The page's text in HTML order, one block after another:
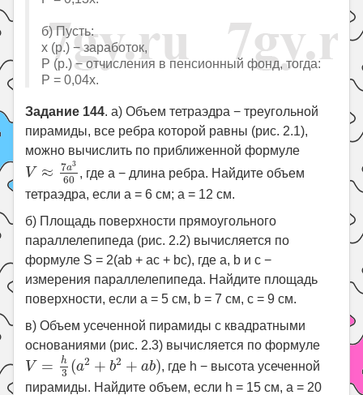
б) Пусть:
x (р.) − заработок,
P (р.) − отчисления в пенсионный фонд, тогда:
P = 0,04x.
Задание 144. а) Объем тетраэдра − треугольной
пирамиды, все ребра которой равны (рис. 2.1),
можно вычислить по приближенной формуле
V ≈ 7a3
60
V≈7a360
, где a − длина ребра. Найдите объем
тетраэдра, если a = 6 см; a = 12 см.
б) Площадь поверхности прямоугольного
параллелепипеда (рис. 2.2) вычисляется по
формуле S = 2(ab + ac + bc), где a, b и c −
измерения параллелепипеда. Найдите площадь
поверхности, если a = 5 см, b = 7 см, c = 9 см.
в) Объем усеченной пирамиды с квадратными
основаниями (рис. 2.3) вычисляется по формуле
V = h
3 (a2 + b2 + ab)
V=h3(a2+b2+ab )
, где h − высота усеченной
пирамиды. Найдите объем, если h = 15 см, a = 20